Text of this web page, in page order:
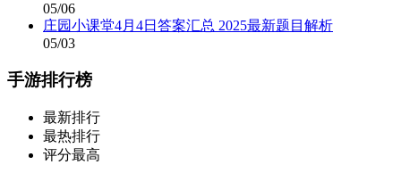
05/06
庄园小课堂4月4日答案汇总 2025最新题目解析
05/03
手游排行榜
最新排行
最热排行
评分最高